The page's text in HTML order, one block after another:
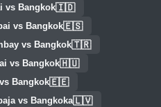
🇮🇩
vs Bangkok
🇪🇸
vs Bangkok
🇹🇷
vs Bangkok
🇭🇺
vs Bangkok
🇪🇪
Bangkok
🇱🇻
vs Bangkoka